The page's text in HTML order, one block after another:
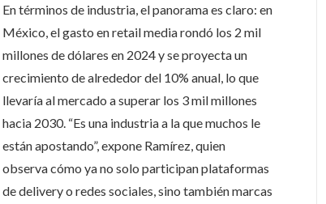
En términos de industria, el panorama es claro: en
México, el gasto en retail media rondó los 2 mil
millones de dólares en 2024 y se proyecta un
crecimiento de alrededor del 10% anual, lo que
llevaría al mercado a superar los 3 mil millones
hacia 2030. “Es una industria a la que muchos le
están apostando”, expone Ramírez, quien
observa cómo ya no solo participan plataformas
de delivery o redes sociales, sino también marcas